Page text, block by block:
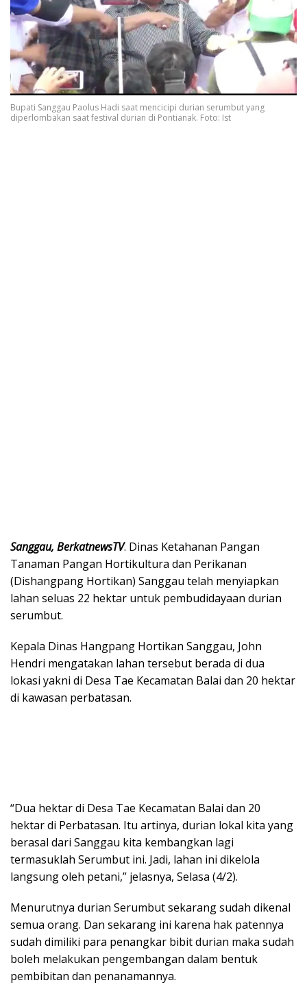
Bupati Sanggau Paolus Hadi saat mencicipi durian serumbut yang
diperlombakan saat festival durian di Pontianak. Foto: Ist
Sanggau, BerkatnewsTV. Dinas Ketahanan Pangan
Tanaman Pangan Hortikultura dan Perikanan
(Dishangpang Hortikan) Sanggau telah menyiapkan
lahan seluas 22 hektar untuk pembudidayaan durian
serumbut.
Kepala Dinas Hangpang Hortikan Sanggau, John
Hendri mengatakan lahan tersebut berada di dua
lokasi yakni di Desa Tae Kecamatan Balai dan 20 hektar
di kawasan perbatasan.
“Dua hektar di Desa Tae Kecamatan Balai dan 20
hektar di Perbatasan. Itu artinya, durian lokal kita yang
berasal dari Sanggau kita kembangkan lagi
termasuklah Serumbut ini. Jadi, lahan ini dikelola
langsung oleh petani,” jelasnya, Selasa (4/2).
Menurutnya durian Serumbut sekarang sudah dikenal
semua orang. Dan sekarang ini karena hak patennya
sudah dimiliki para penangkar bibit durian maka sudah
boleh melakukan pengembangan dalam bentuk
pembibitan dan penanamannya.